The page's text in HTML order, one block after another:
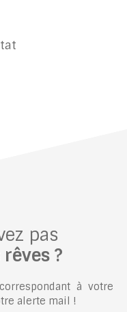
pas
?
à votre
alerte mail !